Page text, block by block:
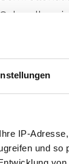
IP-
und so